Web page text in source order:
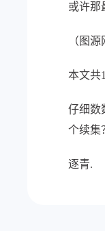
或许那
（图
本文共
仔细数
个续集
逐青.